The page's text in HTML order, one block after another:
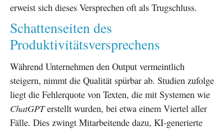
erweist sich dieses Versprechen oft als Trugschluss.
Schattenseiten des
Produktivitätsversprechens
Während Unternehmen den Output vermeintlich
steigern, nimmt die Qualität spürbar ab. Studien zufolge
liegt die Fehlerquote von Texten, die mit Systemen wie
ChatGPTerstellt wurden, bei etwa einem Viertel aller
Fälle. Dies zwingt Mitarbeitende dazu, KI-generierte